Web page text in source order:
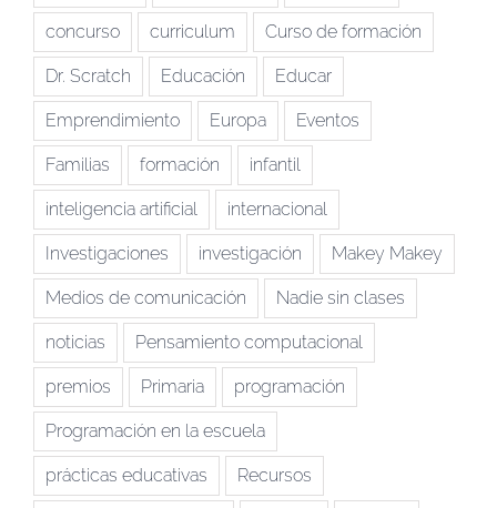
concurso curriculum Curso de formación
Dr. Scratch Educación Educar
Emprendimiento Europa Eventos
Familias formación infantil
inteligencia artificial internacional
Investigaciones investigación Makey Makey
Medios de comunicación Nadie sin clases
noticias Pensamiento computacional
premios Primaria programación
Programación en la escuela
prácticas educativas Recursos